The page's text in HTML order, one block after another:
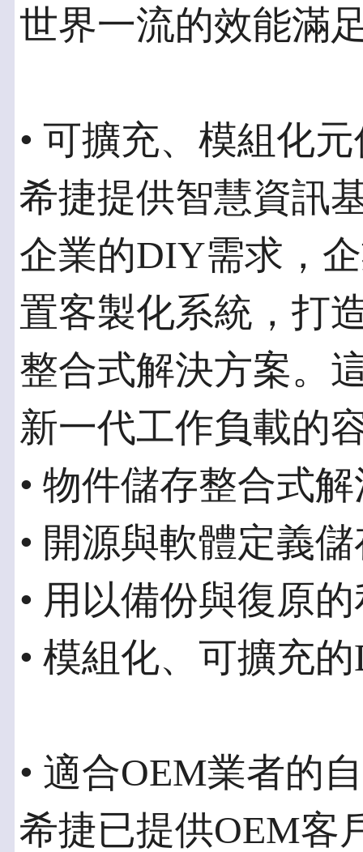
世界一流的效能滿
• 可擴充、模組化
希捷提供智慧資訊
企業的DIY需求，
置客製化系統，打
整合式解決方案。
新一代工作負載的
• 物件儲存整合式
• 開源與軟體定義
• 用以備份與復原
• 模組化、可擴充
• 適合OEM業者的
希捷已提供OEM客